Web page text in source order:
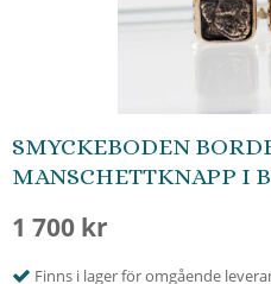
SMYCKEBODEN
MANSCHETTKNAPP I
1 700 kr
Finns i lager för omgående